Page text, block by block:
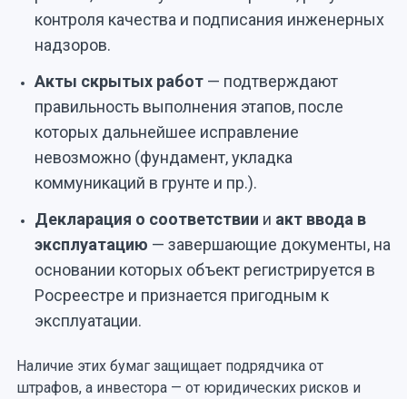
контроля качества и подписания инженерных
надзоров.
Акты скрытых работ— подтверждают
правильность выполнения этапов, после
которых дальнейшее исправление
невозможно (фундамент, укладка
коммуникаций в грунте и пр.).
Декларация о соответствии и акт ввода в
эксплуатацию — завершающие документы, на
основании которых объект регистрируется в
Росреестре и признается пригодным к
эксплуатации.
Наличие этих бумаг защищает подрядчика от
штрафов, а инвестора — от юридических рисков и